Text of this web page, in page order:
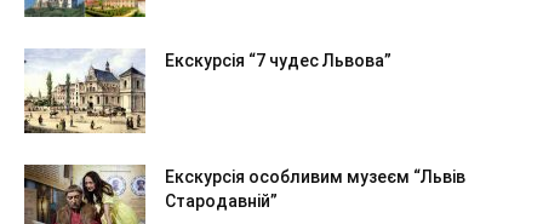
Екскурсія “7 чудес Львова”
Екскурсія особливим музеєм “Львів
Стародавній”